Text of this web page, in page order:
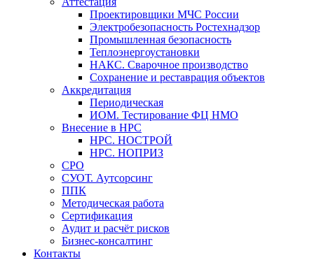
Проектировщики МЧС России
Электробезопасность Ростехнадзор
Промышленная безопасность
Теплоэнергоустановки
НАКС. Сварочное производство
Сохранение и реставрация объектов
Аккредитация
Периодическая
ИОМ. Тестирование ФЦ НМО
Внесение в НРС
НРС. НОСТРОЙ
НРС. НОПРИЗ
СРО
СУОТ. Аутсорсинг
ППК
Методическая работа
Сертификация
Аудит и расчёт рисков
Бизнес-консалтинг
Контакты